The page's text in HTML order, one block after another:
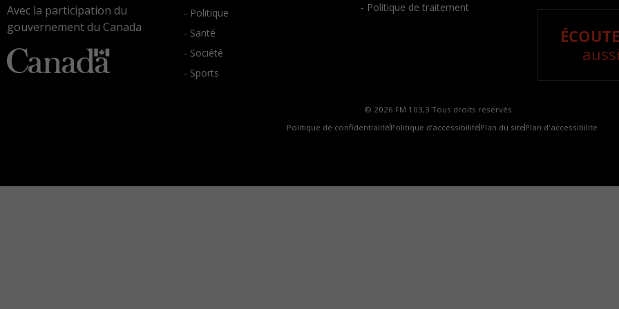
Avec la participation du
gouvernement du Canada
- Politique
- Santé
- Société
- Sports
- Politique de traitement
© 2026 FM 103,3 Tous droits réservés.
Politique de confidentialité Politique d’accessibilité Plan du site Plan d'accessibilite